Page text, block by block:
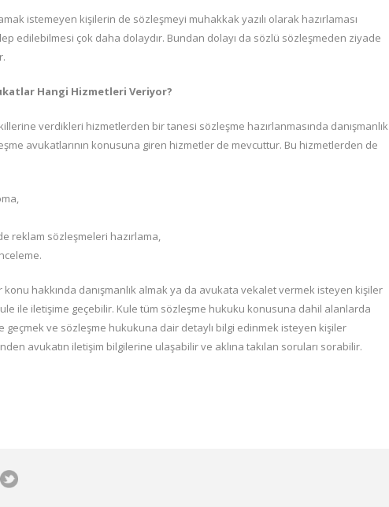
istemeyen kişilerin de sözleşmeyi muhakkak yazılı olarak hazırlaması
edilebilmesi çok daha dolaydır. Bundan dolayı da sözlü sözleşmeden ziyade
Hangi Hizmetleri Veriyor?
verdikleri hizmetlerden bir tanesi sözleşme hazırlanmasında danışmanlık
avukatlarının konusuna giren hizmetler de mevcuttur. Bu hizmetlerden de
reklam sözleşmeleri hazırlama,
hakkında danışmanlık almak ya da avukata vekalet vermek isteyen kişiler
ile iletişime geçebilir. Kule tüm sözleşme hukuku konusuna dahil alanlarda
geçmek ve sözleşme hukukuna dair detaylı bilgi edinmek isteyen kişiler
avukatın iletişim bilgilerine ulaşabilir ve aklına takılan soruları sorabilir.